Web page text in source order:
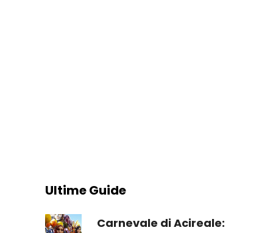
Ultime Guide
Carnevale di Acireale: